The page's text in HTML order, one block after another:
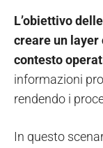
L’obiettivo
creare un layer
contesto
informazioni
rendendo i
In questo